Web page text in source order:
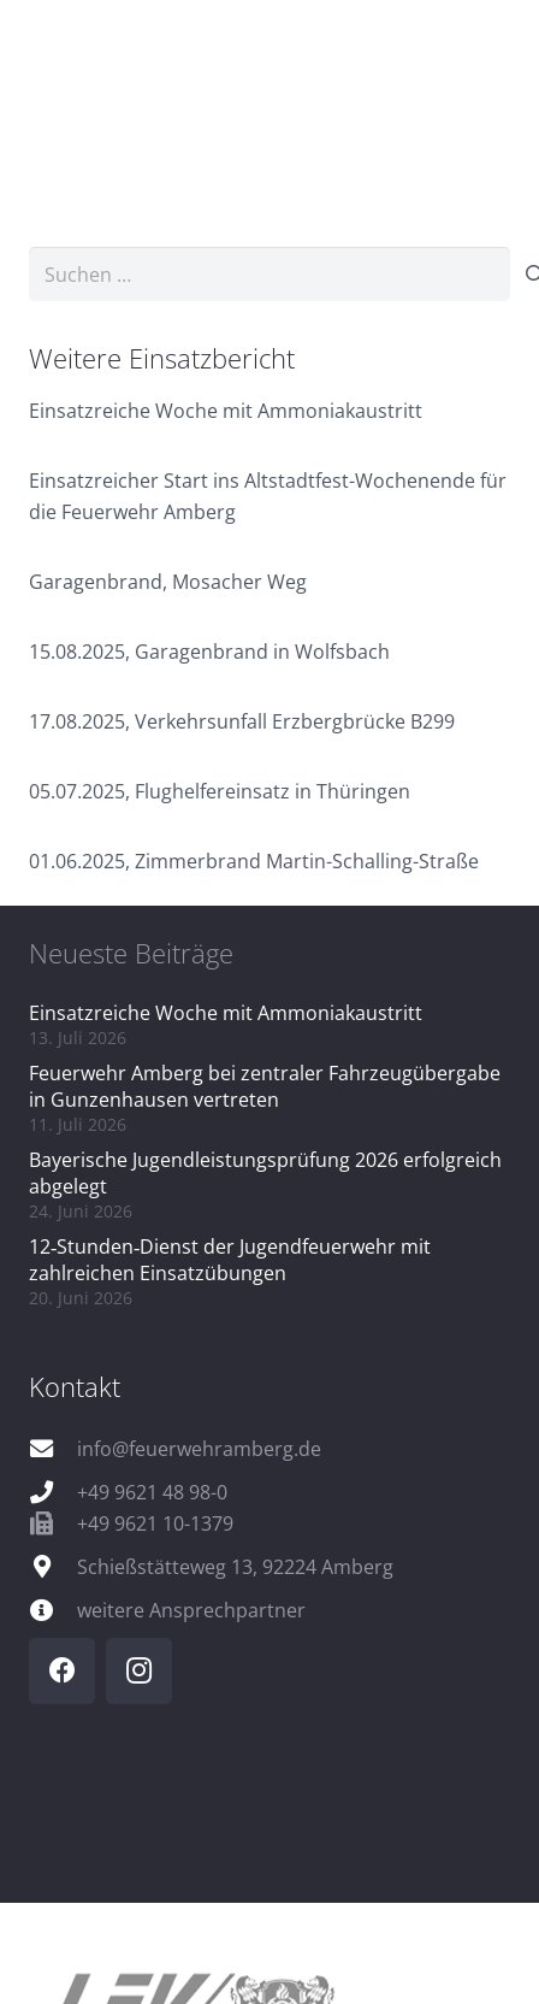
Suchen
Weitere Einsatzbericht
Einsatzreiche Woche mit Ammoniakaustritt
Einsatzreicher Start ins Altstadtfest-Wochenende für
die Feuerwehr Amberg
Garagenbrand, Mosacher Weg
15.08.2025, Garagenbrand in Wolfsbach
17.08.2025, Verkehrsunfall Erzbergbrücke B299
05.07.2025, Flughelfereinsatz in Thüringen
01.06.2025, Zimmerbrand Martin-Schalling-Straße
Neueste Beiträge
Einsatzreiche Woche mit Ammoniakaustritt
13. Juli 2026
Feuerwehr Amberg bei zentraler Fahrzeugübergabe
in Gunzenhausen vertreten
11. Juli 2026
Bayerische Jugendleistungsprüfung 2026 erfolgreich
abgelegt
24. Juni 2026
12‑Stunden‑Dienst der Jugendfeuerwehr mit
zahlreichen Einsatzübungen
20. Juni 2026
Kontakt
info@feuerwehramberg.de
+49 9621 48 98-0
+49 9621 10-1379
Schießstätteweg 13, 92224 Amberg
weitere Ansprechpartner